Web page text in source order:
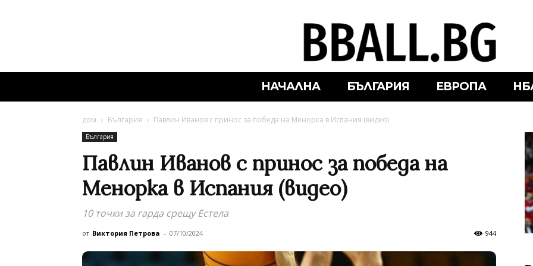
НАЧАЛНА БЪЛГАРИЯ ЕВРОПА
дом България Павлин Иванов с принос за победа на Менорка в Испания (видео)
България
Павлин Иванов с принос за победа на
Менорка в Испания (видео)
10 точки за гарда срещу Естела
от Виктория Петрова - 07/10/2024 944